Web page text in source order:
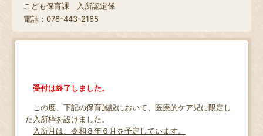
こども保育課 入所認定係
電話：076-443-2165
受付は終了しました。
この度、下記の保育施設において、医療的ケア児に限定し
た入所枠を設けました。
入所月は、令和８年６月を予定しています。